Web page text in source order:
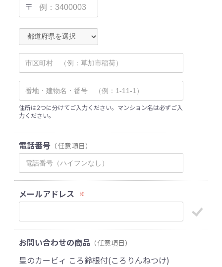
〒
住所は2つに分けてご入力ください。マンション名は必ずご入
力ください。
電話番号 （任意項目）
メールアドレス ※
お問い合わせの商品 （任意項目）
星のカービィ ころ鈴根付(ころりんねつけ)